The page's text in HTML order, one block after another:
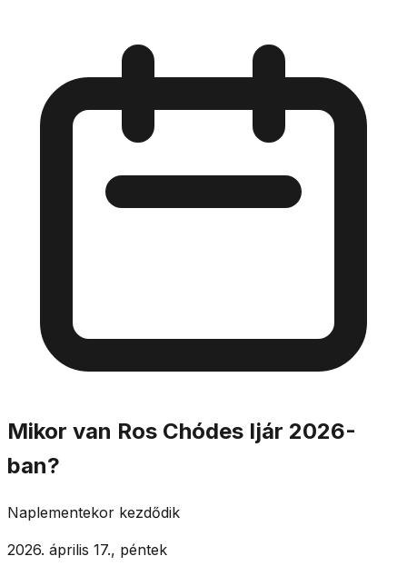
Mikor van Ros Chódes Ijár 2026-
ban?
Naplementekor kezdődik
2026. április 17., péntek